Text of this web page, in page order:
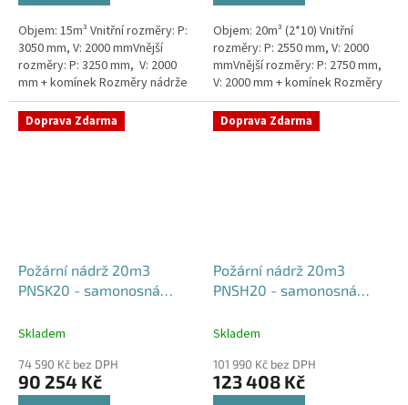
Objem: 15m³ Vnitřní rozměry: P:
3050 mm, V: 2000 mmVnější
rozměry: P: 3250 mm, V: 2000
mm + komínek Rozměry nádrže
možno jakkoliv upravit -
vyrobíme nádrž na míru!Nádrž...
Objem: 20m³ (2*10) Vnitřní
rozměry: P: 2550 mm, V: 2000
mmVnější rozměry: P: 2750 mm,
V: 2000 mm + komínek Rozměry
nádrže možno jakkoliv upravit -
vyrobíme nádrž na...
Doprava Zdarma
Požární nádrž 20m3
PNSK20 - samonosná
Skladem
74 590 Kč bez DPH
90 254 Kč
Doprava Zdarma
Požární nádrž 20m3
PNSH20 - samonosná
Skladem
101 990 Kč bez DPH
123 408 Kč